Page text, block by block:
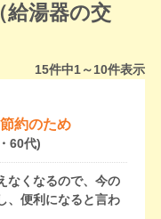
給湯器の交
15件中1～10件表示
約のため
60代)
なくなるので、今の
、便利になると言わ